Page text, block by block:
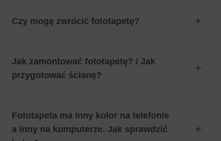
Czy mogę zwrócić fototapetę?
Jak zamontować fototapetę? / Jak
przygotować ścianę?
Fototapeta ma inny kolor na telefonie
a inny na komputerze. Jak sprawdzić